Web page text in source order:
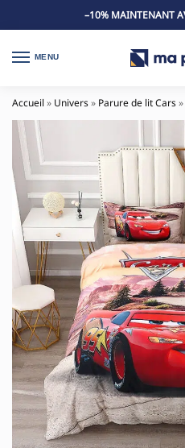
–10% MAINTENANT
MENU
Accueil » Univers» Parure de lit Cars»